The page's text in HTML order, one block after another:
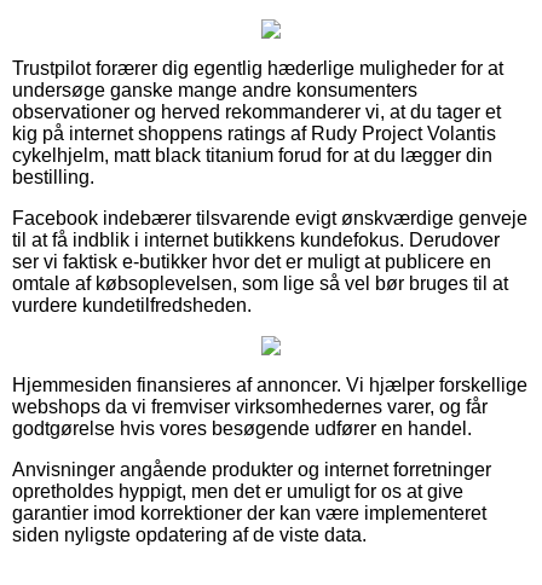
Trustpilot forærer dig egentlig hæderlige muligheder for at
undersøge ganske mange andre konsumenters
observationer og herved rekommanderer vi, at du tager et
kig på internet shoppens ratings af Rudy Project Volantis
cykelhjelm, matt black titanium forud for at du lægger din
bestilling.
Facebook indebærer tilsvarende evigt ønskværdige genveje
til at få indblik i internet butikkens kundefokus. Derudover
ser vi faktisk e-butikker hvor det er muligt at publicere en
omtale af købsoplevelsen, som lige så vel bør bruges til at
vurdere kundetilfredsheden.
Hjemmesiden finansieres af annoncer. Vi hjælper forskellige
webshops da vi fremviser virksomhedernes varer, og får
godtgørelse hvis vores besøgende udfører en handel.
Anvisninger angående produkter og internet forretninger
opretholdes hyppigt, men det er umuligt for os at give
garantier imod korrektioner der kan være implementeret
siden nyligste opdatering af de viste data.